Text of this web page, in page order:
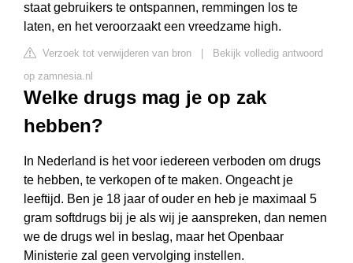
staat gebruikers te ontspannen, remmingen los te
laten, en het veroorzaakt een vreedzame high.
Verzoek tot verwijderen van bron
Bekijk volledig antwoord
op zamnesia.nl
Welke drugs mag je op zak
hebben?
In Nederland is het voor iedereen verboden om drugs
te hebben, te verkopen of te maken. Ongeacht je
leeftijd. Ben je 18 jaar of ouder en heb je maximaal 5
gram softdrugs bij je als wij je aanspreken, dan nemen
we de drugs wel in beslag, maar het Openbaar
Ministerie zal geen vervolging instellen.